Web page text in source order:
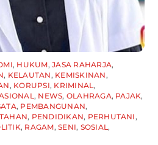
, HUKUM,JASA RAHARJA,
, KELAUTAN , KEMISKINAN ,
, KORUPSI, KRIMINAL ,
, NEWS, OLAHRAGA, PAJAK,
, PEMBANGUNAN,
, PENDIDIKAN, PERHUTANI ,
, RAGAM,SENI, SOSIAL ,